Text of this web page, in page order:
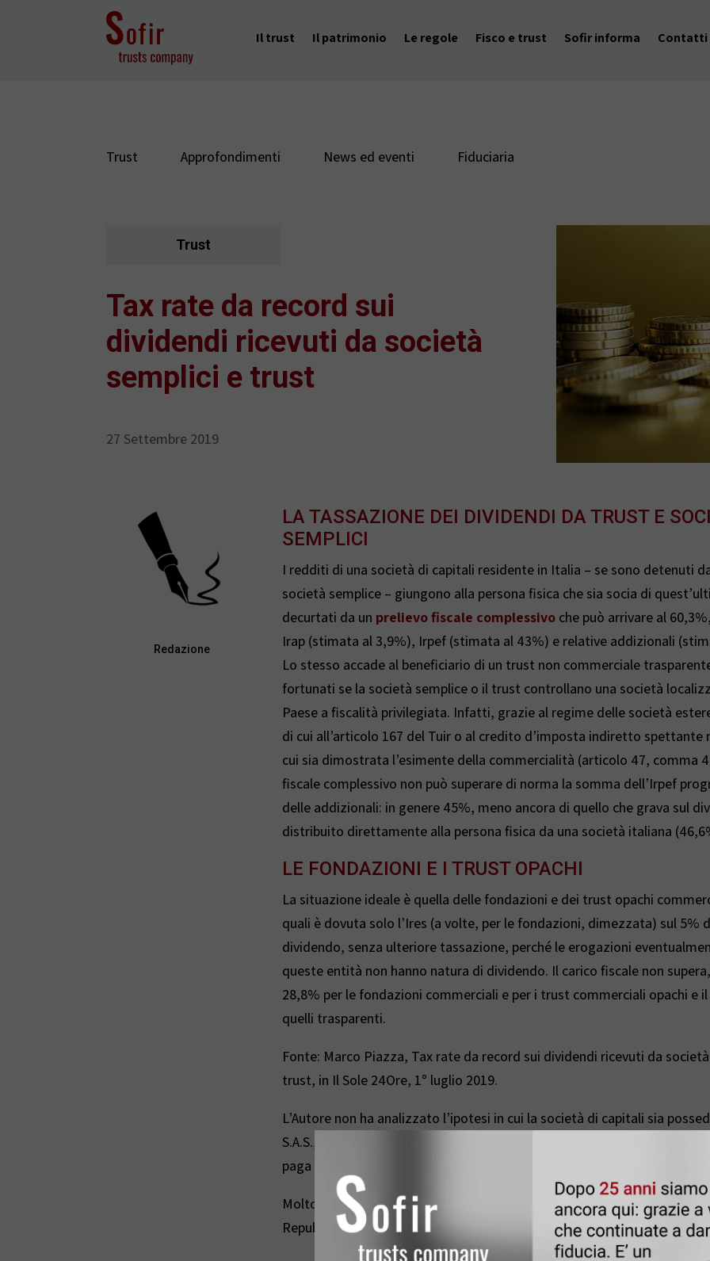
Il trust Il patrimonio Le regole Fisco e trust Sofir informa Contatti
Trust Approfondimenti News ed eventi Fiduciaria
Trust
Tax rate da record sui
dividendi ricevuti da società
semplici e trust
27 Settembre 2019
Redazione
LA TASSAZIONE DEI DIVIDENDI DA TRUST E
SEMPLICI
I redditi di una società di capitali residente in Italia – se sono detenuti
società semplice – giungono alla persona fisica che sia socia di
decurtati da un prelievo fiscale complessivoche può arrivare al
Irap (stimata al 3,9%), Irpef (stimata al 43%) e relative addizionali
Lo stesso accade al beneficiario di un trust non commerciale
fortunati se la società semplice o il trust controllano una società
Paese a fiscalità privilegiata. Infatti, grazie al regime delle società
di cui all’articolo 167 del Tuir o al credito d’imposta indiretto spettante
cui sia dimostrata l’esimente della commercialità (articolo 47, comma
fiscale complessivo non può superare di norma la somma dell’Irpef
delle addizionali: in genere 45%, meno ancora di quello che grava sul
distribuito direttamente alla persona fisica da una società italiana
LE FONDAZIONI E I TRUST OPACHI
La situazione ideale è quella delle fondazioni e dei trust opachi
quali è dovuta solo l’Ires (a volte, per le fondazioni, dimezzata) sul 5%
dividendo, senza ulteriore tassazione, perché le erogazioni
queste entità non hanno natura di dividendo. Il carico fiscale non
28,8% per le fondazioni commerciali e per i trust commerciali opachi e
quelli trasparenti.
Fonte: Marco Piazza, Tax rate da record sui dividendi ricevuti da
trust, in Il Sole 24Ore, 1° luglio 2019.
L’Autore non ha analizzato l’ipotesi in cui la società di capitali sia
S.A.S., il cui socio accomandante è un trust: sulla distribuzione di
paga il 13,95 %.
Molto più ridotto sarebbe il carico fiscale, qualora il trust fosse residente
Repubblica di San Marino.